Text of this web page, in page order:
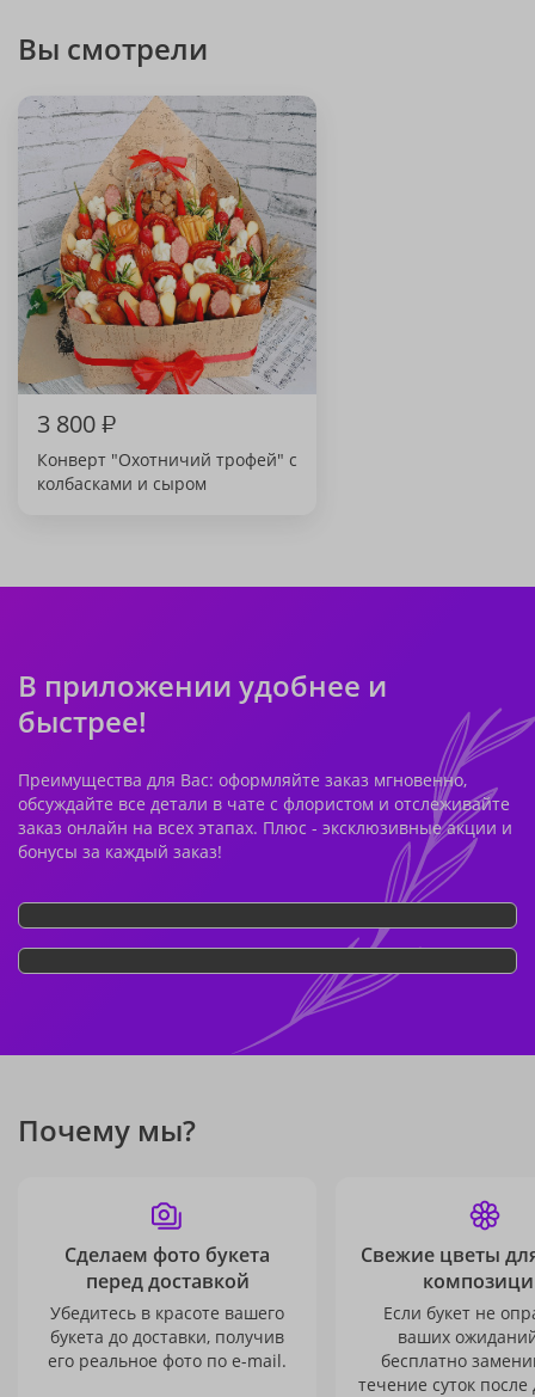
Вы смотрели
3 800₽
Конверт "Охотничий трофей" с
колбасками и сыром
В приложении удобнее и
быстрее!
Преимущества для Вас: оформляйте заказ мгновенно,
обсуждайте все детали в чате с флористом и отслеживайте
заказ онлайн на всех этапах. Плюс - эксклюзивные акции и
бонусы за каждый заказ!
Почему мы?
Сделаем фото букета
перед доставкой
Убедитесь в красоте вашего
букета до доставки, получив
его реальное фото по e-mail.
Свежие цветы
Если букет не
ваших
бесплатно
течение суток после